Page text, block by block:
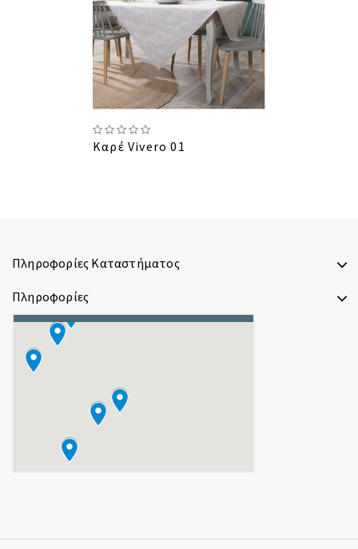
Καρέ Vivero 01
Πληροφορίες Καταστήματος
Πληροφορίες